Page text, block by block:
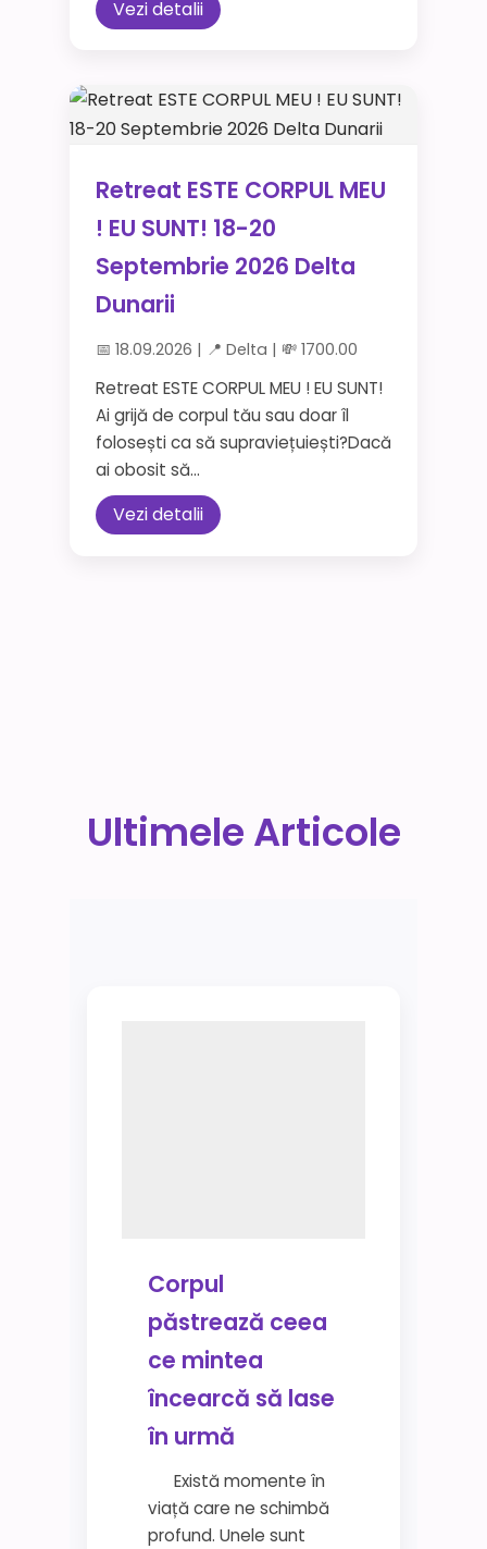
Vezi detalii
Retreat ESTE CORPUL MEU
! EU SUNT! 18-20
Septembrie 2026 Delta
Dunarii
📅 18.09.2026 | 📍 Delta | 💸 1700.00
Retreat ESTE CORPUL MEU ! EU SUNT!
Ai grijă de corpul tău sau doar îl
folosești ca să supraviețuiești?Dacă
ai obosit să...
Vezi detalii
Ultimele Articole
Corpul
păstrează ceea
ce mintea
încearcă să lase
în urmă
Există momente în
viață care ne schimbă
profund. Unele sunt